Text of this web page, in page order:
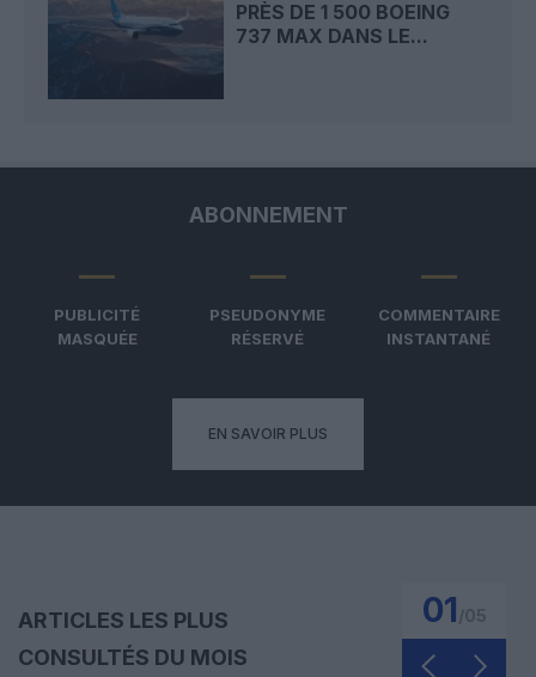
PRÈS DE 1 500 BOEING
737 MAX DANS LE...
ABONNEMENT
PUBLICITÉ
MASQUÉE
PSEUDONYME
RÉSERVÉ
COMMENTAIRE
INSTANTANÉ
EN SAVOIR PLUS
ARTICLES LES PLUS
CONSULTÉS DU MOIS
02